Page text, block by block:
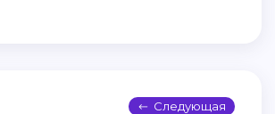
Следующая